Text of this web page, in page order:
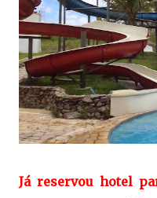
Já reservou hotel